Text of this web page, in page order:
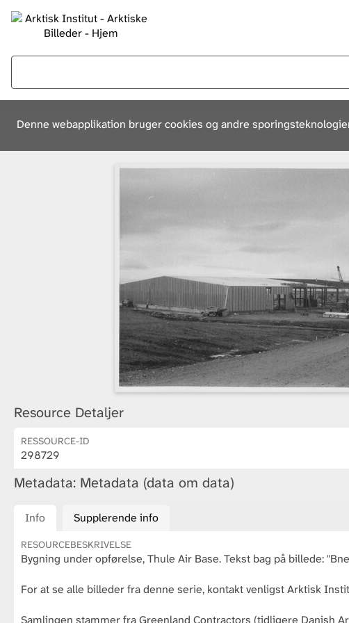
Denne webapplikation bruger cookies og andre
Resource Detaljer
RESSOURCE-ID
298729
Metadata: Metadata (data om data)
Info Supplerende info
RESOURCEBESKRIVELSE
Bygning under opførelse, Thule Air Base. Tekst bag på billede:
For at se alle billeder fra denne serie, kontakt venligst Arktisk
Samlingen stammer fra Greenland Contractors (tidligere Danish